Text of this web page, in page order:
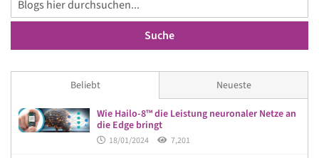
Suche
Beliebt
Wie Hailo-8™ die Leistung neuronaler Netze an
die Edge bringt
18/01/2024 7,201
Neueste